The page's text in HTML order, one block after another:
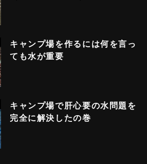
キャンプ場を作るには何を言っ
ても水が重要
キャンプ場で肝心要の水問題を
完全に解決したの巻